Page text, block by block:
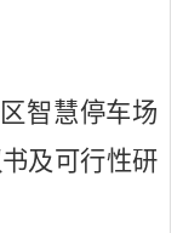
智慧停车场
及可行性研